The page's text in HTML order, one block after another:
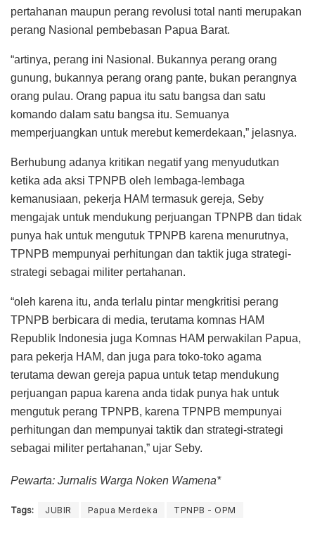
pertahanan maupun perang revolusi total nanti merupakan
perang Nasional pembebasan Papua Barat.
“artinya, perang ini Nasional. Bukannya perang orang
gunung, bukannya perang orang pante, bukan perangnya
orang pulau. Orang papua itu satu bangsa dan satu
komando dalam satu bangsa itu. Semuanya
memperjuangkan untuk merebut kemerdekaan,” jelasnya.
Berhubung adanya kritikan negatif yang menyudutkan
ketika ada aksi TPNPB oleh lembaga-lembaga
kemanusiaan, pekerja HAM termasuk gereja, Seby
mengajak untuk mendukung perjuangan TPNPB dan tidak
punya hak untuk mengutuk TPNPB karena menurutnya,
TPNPB mempunyai perhitungan dan taktik juga strategi-
strategi sebagai militer pertahanan.
“oleh karena itu, anda terlalu pintar mengkritisi perang
TPNPB berbicara di media, terutama komnas HAM
Republik Indonesia juga Komnas HAM perwakilan Papua,
para pekerja HAM, dan juga para toko-toko agama
terutama dewan gereja papua untuk tetap mendukung
perjuangan papua karena anda tidak punya hak untuk
mengutuk perang TPNPB, karena TPNPB mempunyai
perhitungan dan mempunyai taktik dan strategi-strategi
sebagai militer pertahanan,” ujar Seby.
Pewarta: Jurnalis Warga Noken Wamena*
Tags: JUBIR Papua Merdeka TPNPB - OPM